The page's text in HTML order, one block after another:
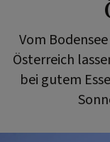
Vom
Österreich
bei gutem